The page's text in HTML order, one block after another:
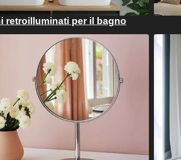
retroilluminati per il bagno